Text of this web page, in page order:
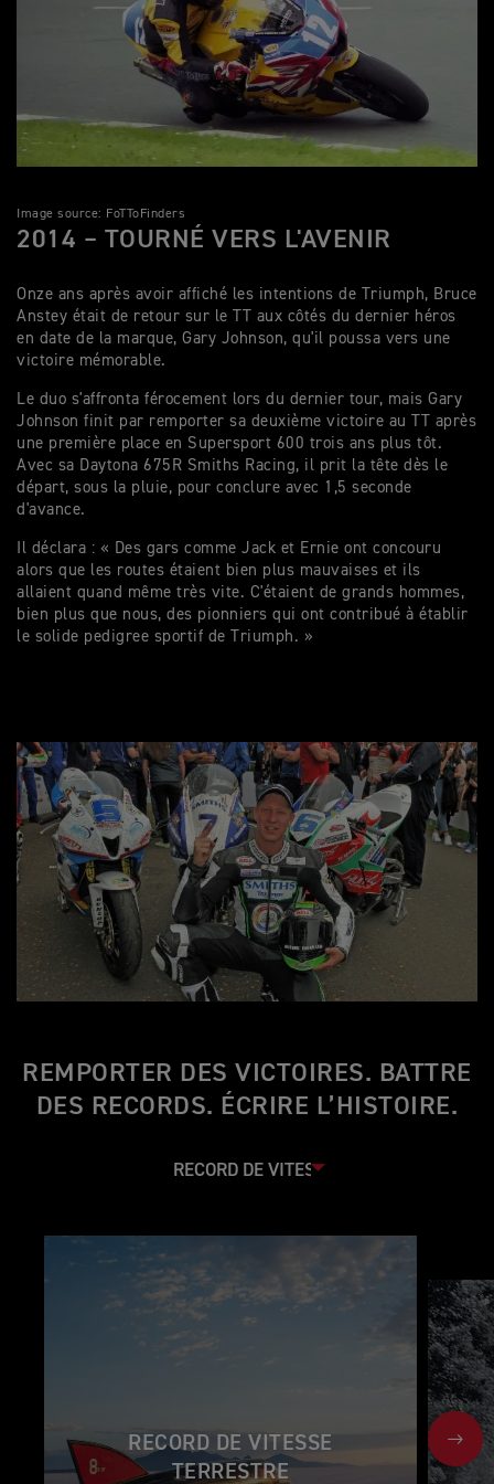
Image source: FoTToFinders
2014 – TOURNÉ VERS L'AVENIR
Onze ans après avoir affiché les intentions de Triumph, Bruce
Anstey était de retour sur le TT aux côtés du dernier héros
en date de la marque, Gary Johnson, qu'il poussa vers une
victoire mémorable.
Le duo s'affronta férocement lors du dernier tour, mais Gary
Johnson finit par remporter sa deuxième victoire au TT après
une première place en Supersport 600 trois ans plus tôt.
Avec sa Daytona 675R Smiths Racing, il prit la tête dès le
départ, sous la pluie, pour conclure avec 1,5 seconde
d'avance.
Il déclara : « Des gars comme Jack et Ernie ont concouru
alors que les routes étaient bien plus mauvaises et ils
allaient quand même très vite. C'étaient de grands hommes,
bien plus que nous, des pionniers qui ont contribué à établir
le solide pedigree sportif de Triumph. »
REMPORTER DES VICTOIRES. BATTRE
DES RECORDS. ÉCRIRE L’HISTOIRE.
RECORD DE VITESSE
TERRESTRE
NEXT